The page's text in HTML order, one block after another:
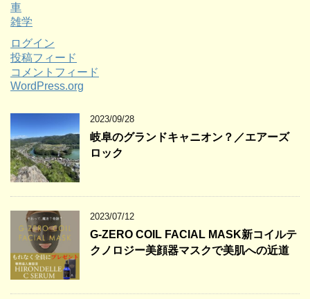
車
雑学
ログイン
投稿フィード
コメントフィード
WordPress.org
2023/09/28
岐阜のグランドキャニオン？／エアーズ
ロック
2023/07/12
G-ZERO COIL FACIAL MASK新コイルテ
クノロジー美顔器マスクで美肌への近道